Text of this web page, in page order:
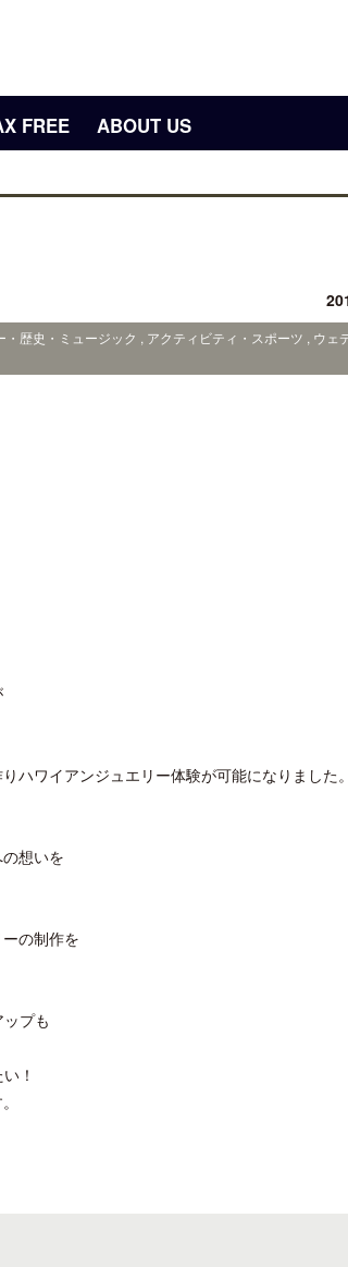
FREE ABOUT US
歴史・ミュージック , アクティビティ・スポーツ , ウェ
ハワイアンジュエリー体験が可能になりました。
想いを
の制作を
プも
！